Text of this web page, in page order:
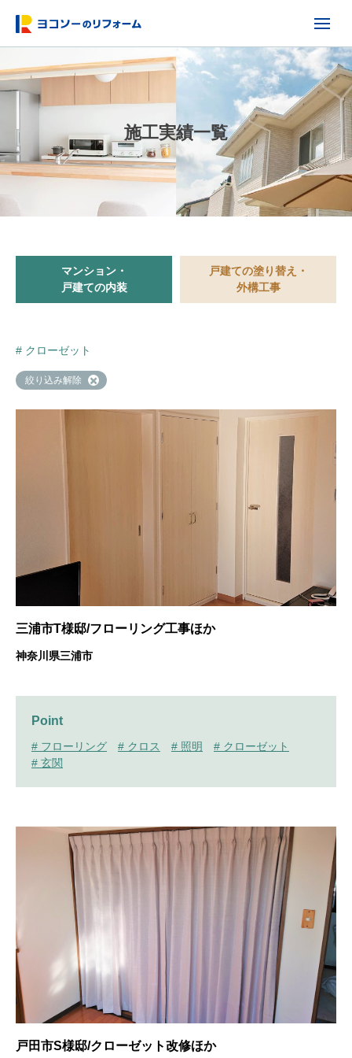
施工実績一覧
マンション・
戸建ての内装
戸建ての塗り替え・
外構工事
# クローゼット
絞り込み解除
三浦市T様邸/フローリング工事ほか
神奈川県三浦市
Point
# フローリング # クロス # 照明
# クローゼット
# 玄関
戸田市S様邸/クローゼット改修ほか